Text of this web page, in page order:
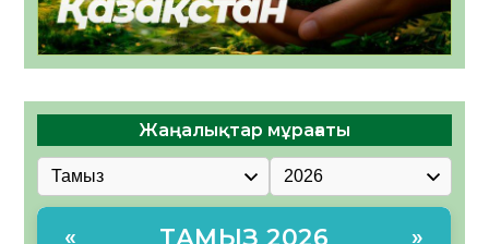
Жаңалықтар мұрағаты
« ТАМЫЗ 2026 »